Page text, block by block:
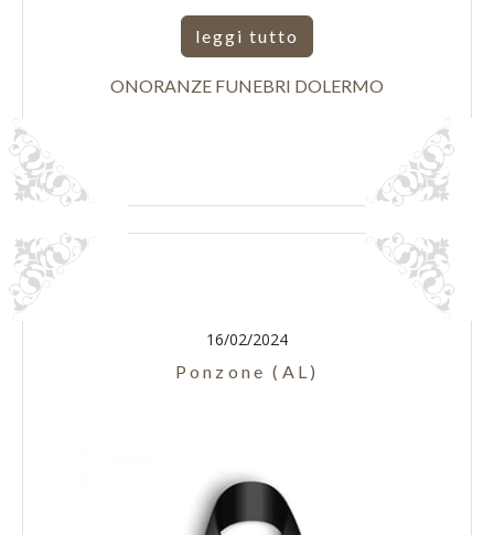
leggi tutto
ONORANZE FUNEBRI DOLERMO
16/02/2024
Ponzone (AL)